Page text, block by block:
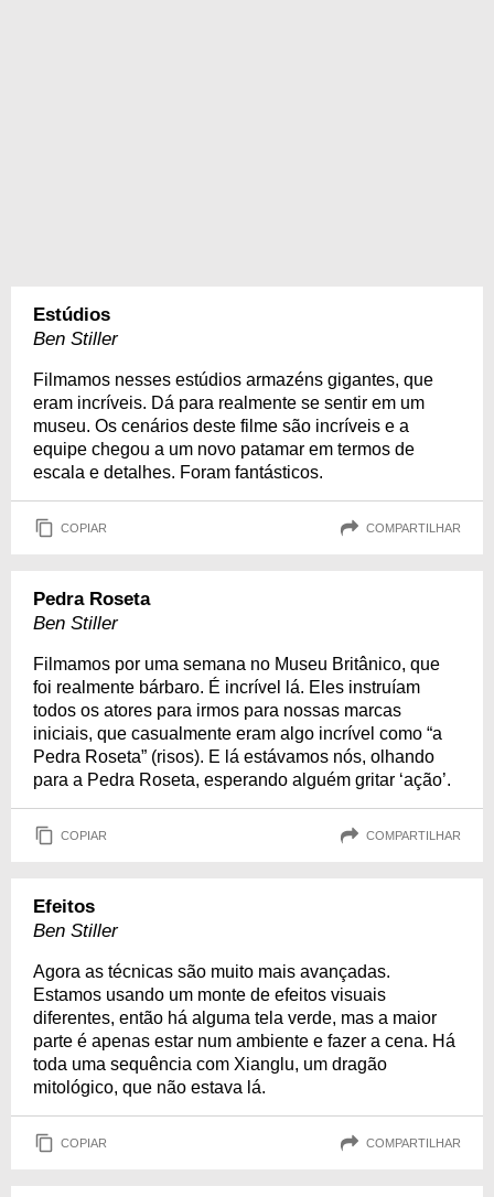
Estúdios
Ben Stiller
Filmamos nesses estúdios armazéns gigantes, que
eram incríveis. Dá para realmente se sentir em um
museu. Os cenários deste filme são incríveis e a
equipe chegou a um novo patamar em termos de
escala e detalhes. Foram fantásticos.
COPIAR COMPARTILHAR
Pedra Roseta
Ben Stiller
Filmamos por uma semana no Museu Britânico, que
foi realmente bárbaro. É incrível lá. Eles instruíam
todos os atores para irmos para nossas marcas
iniciais, que casualmente eram algo incrível como “a
Pedra Roseta” (risos). E lá estávamos nós, olhando
para a Pedra Roseta, esperando alguém gritar ‘ação’.
COPIAR COMPARTILHAR
Efeitos
Ben Stiller
Agora as técnicas são muito mais avançadas.
Estamos usando um monte de efeitos visuais
diferentes, então há alguma tela verde, mas a maior
parte é apenas estar num ambiente e fazer a cena. Há
toda uma sequência com Xianglu, um dragão
mitológico, que não estava lá.
COPIAR COMPARTILHAR